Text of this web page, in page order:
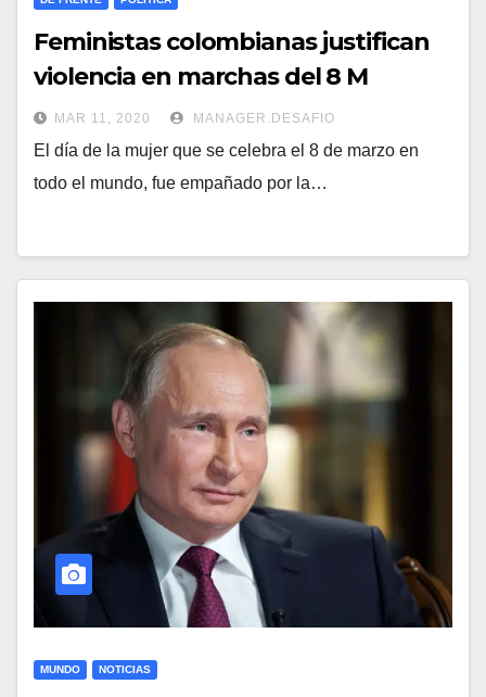
Feministas colombianas justifican
violencia en marchas del 8 M
MAR 11, 2020 MANAGER.DESAFIO
El día de la mujer que se celebra el 8 de marzo en
todo el mundo, fue empañado por la…
MUNDO NOTICIAS